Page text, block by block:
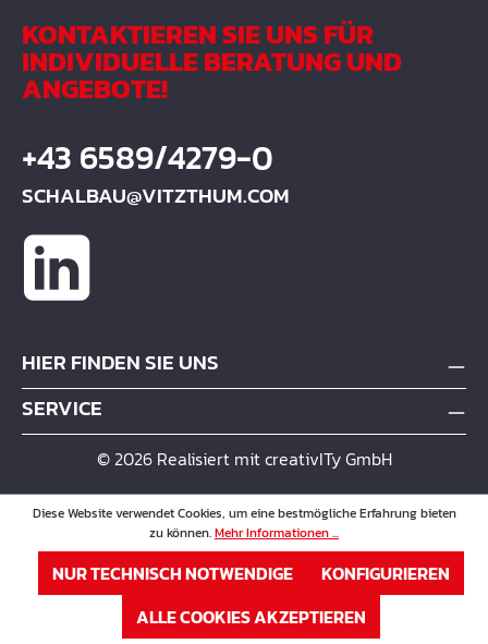
KONTAKTIEREN SIE UNS FÜR
INDIVIDUELLE BERATUNG UND
ANGEBOTE!
+43 6589/4279-0
SCHALBAU@VITZTHUM.COM
HIER FINDEN SIE UNS
SERVICE
© 2026 Realisiert mit creativITy GmbH
Diese Website verwendet Cookies, um eine bestmögliche Erfahrung bieten
zu können.Mehr Informationen ...
NUR TECHNISCH NOTWENDIGE
KONFIGURIEREN
ALLE COOKIES AKZEPTIEREN